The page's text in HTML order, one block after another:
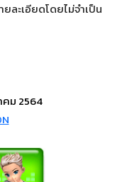
ละเอียดโดยไม่จำเป็น
คม 2564